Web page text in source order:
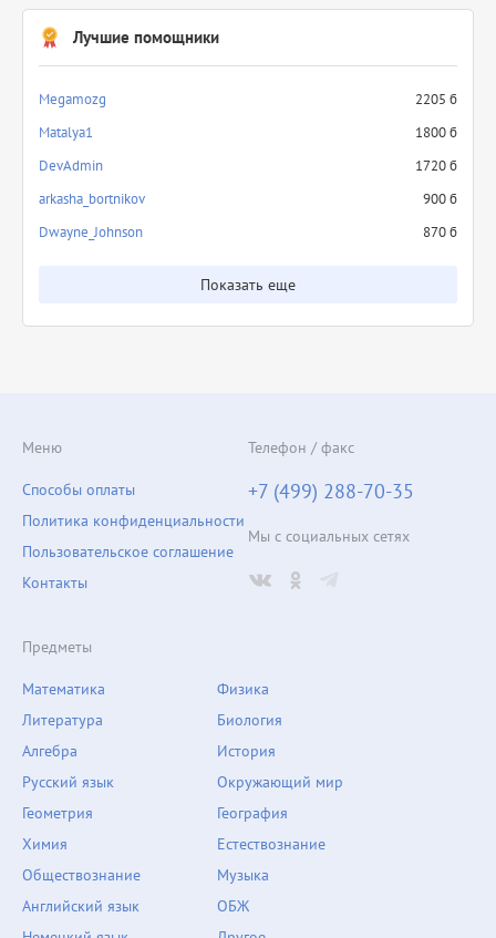
Лучшие помощники
Megamozg
2205 б
Matalya1
1800 б
DevAdmin
1720 б
arkasha_bortnikov
900 б
Dwayne_Johnson
870 б
Показать еще
Предметы
Математика
Литература
Алгебра
Русский язык
Геометрия
Химия
Физика
Биология
История
Окружающий мир
География
Естествознание
Обществознание
Английский язык
Музыка
ОБЖ
Меню
Способы оплаты
Политика конфиденциальности
Пользовательское соглашение
Контакты
Телефон / факс
+7 (499) 288-70-35
Мы с социальных сетях